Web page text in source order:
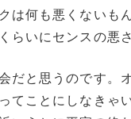
は何も悪くないも
いにセンスの悪
だと思うのです。
てことにしなきゃ